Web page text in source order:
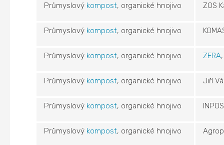
Průmyslový kompost, organické hnojivo ZOS
Průmyslový kompost, organické hnojivo
Průmyslový kompost, organické hnojivo ZERA
Průmyslový kompost, organické hnojivo Jiří
Průmyslový kompost, organické hnojivo
Průmyslový kompost, organické hnojivo